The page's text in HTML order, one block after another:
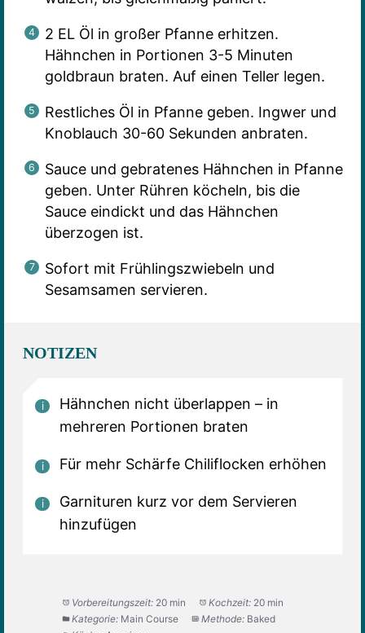
2 EL Öl in großer Pfanne erhitzen.
Hähnchen in Portionen 3-5 Minuten
goldbraun braten. Auf einen Teller legen.
Restliches Öl in Pfanne geben. Ingwer und
Knoblauch 30-60 Sekunden anbraten.
Sauce und gebratenes Hähnchen in Pfanne
geben. Unter Rühren köcheln, bis die
Sauce eindickt und das Hähnchen
überzogen ist.
Sofort mit Frühlingszwiebeln und
Sesamsamen servieren.
NOTIZEN
Hähnchen nicht überlappen – in
mehreren Portionen braten
Für mehr Schärfe Chiliflocken erhöhen
Garnituren kurz vor dem Servieren
hinzufügen
Vorbereitungszeit: 20 min Kochzeit: 20 min
Kategorie: Main Course Methode: Baked